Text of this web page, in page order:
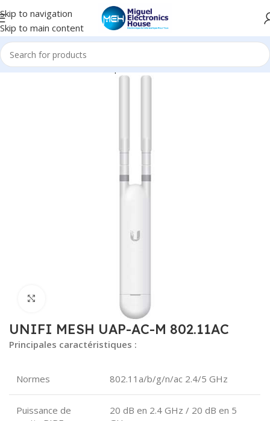
Skip to navigation
Skip to main content
Accueil Réseau informatique Antenne
UNIFI MESH UAP-AC-M 802.11AC
Principales caractéristiques :
Normes 802.11a/b/g/n/ac 2.4/5 GHz
Puissance de
20 dB en 2.4 GHz / 20 dB en 5